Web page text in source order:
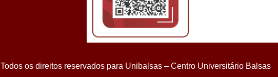
Todos os direitos reservados para Unibalsas – Centro Universitário Balsas